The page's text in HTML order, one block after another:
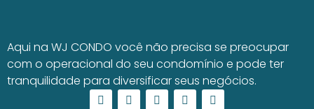
Aqui na WJ CONDO você não precisa se preocupar
com o operacional do seu condomínio e pode ter
tranquilidade para diversificar seus negócios.